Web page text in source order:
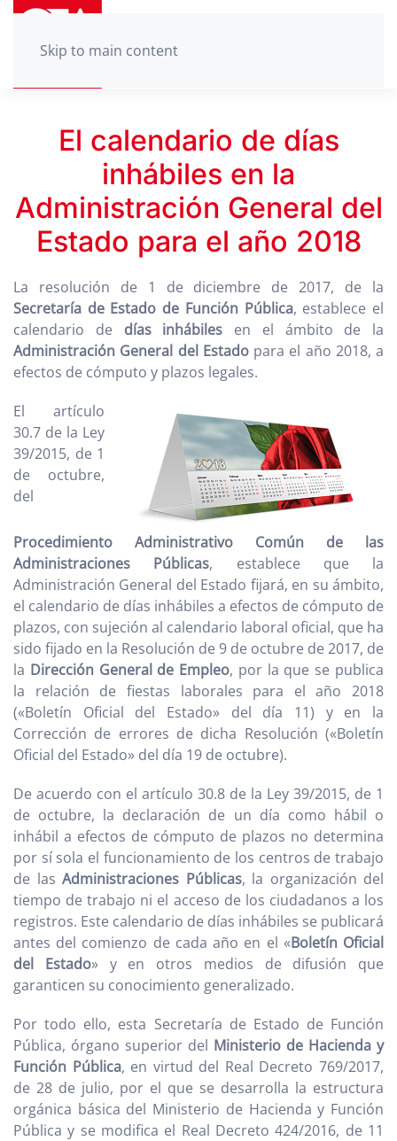
Skip to main content
El calendario de días
inhábiles en la
Administración General del
Estado para el año 2018
La resolución de 1 de diciembre de 2017, de la
Secretaría de Estado de Función Pública, establece el
calendario de días inhábiles en el ámbito de la
Administración General del Estadopara el año 2018, a
efectos de cómputo y plazos legales.
El artículo
30.7 de la Ley
39/2015, de 1
de octubre,
del
Procedimiento Administrativo Común de las
Administraciones Públicas, establece que la
Administración General del Estado fijará, en su ámbito,
el calendario de días inhábiles a efectos de cómputo de
plazos, con sujeción al calendario laboral oficial, que ha
sido fijado en la Resolución de 9 de octubre de 2017, de
la Dirección General de Empleo, por la que se publica
la relación de fiestas laborales para el año 2018
(«Boletín Oficial del Estado» del día 11) y en la
Corrección de errores de dicha Resolución («Boletín
Oficial del Estado» del día 19 de octubre).
De acuerdo con el artículo 30.8 de la Ley 39/2015, de 1
de octubre, la declaración de un día como hábil o
inhábil a efectos de cómputo de plazos no determina
por sí sola el funcionamiento de los centros de trabajo
de las Administraciones Públicas, la organización del
tiempo de trabajo ni el acceso de los ciudadanos a los
registros. Este calendario de días inhábiles se publicará
antes del comienzo de cada año en el «Boletín Oficial
del Estado» y en otros medios de difusión que
garanticen su conocimiento generalizado.
Por todo ello, esta Secretaría de Estado de Función
Pública, órgano superior del Ministerio de Hacienda y
Función Pública, en virtud del Real Decreto 769/2017,
de 28 de julio, por el que se desarrolla la estructura
orgánica básica del Ministerio de Hacienda y Función
Pública y se modifica el Real Decreto 424/2016, de 11